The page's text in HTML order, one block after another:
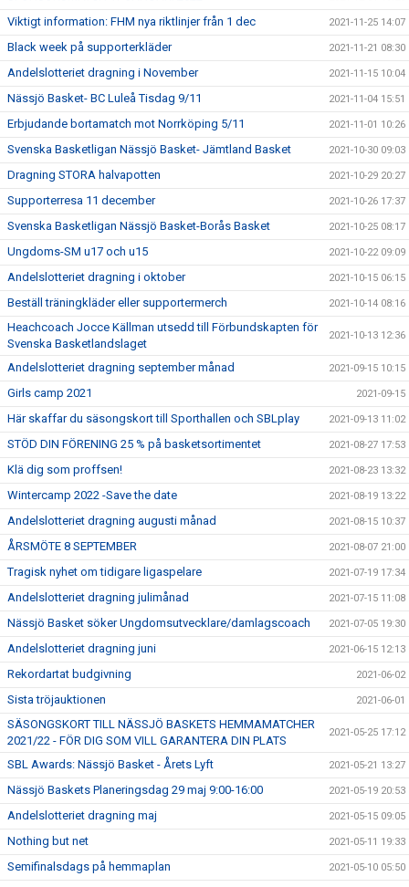
Viktigt information: FHM nya riktlinjer från 1 dec 2021-11-25 14:07
Black week på supporterkläder 2021-11-21 08:30
Andelslotteriet dragning i November 2021-11-15 10:04
Nässjö Basket- BC Luleå Tisdag 9/11 2021-11-04 15:51
Erbjudande bortamatch mot Norrköping 5/11 2021-11-01 10:26
Svenska Basketligan Nässjö Basket- Jämtland Basket 2021-10-30 09:03
Dragning STORA halvapotten 2021-10-29 20:27
Supporterresa 11 december 2021-10-26 17:37
Svenska Basketligan Nässjö Basket-Borås Basket 2021-10-25 08:17
Ungdoms-SM u17 och u15 2021-10-22 09:09
Andelslotteriet dragning i oktober 2021-10-15 06:15
Beställ träningkläder eller supportermerch 2021-10-14 08:16
Heachcoach Jocce Källman utsedd till Förbundskapten för
Svenska Basketlandslaget
2021-10-13 12:36
Andelslotteriet dragning september månad 2021-09-15 10:15
Girls camp 2021 2021-09-15
Här skaffar du säsongskort till Sporthallen och SBLplay 2021-09-13 11:02
STÖD DIN FÖRENING 25 % på basketsortimentet 2021-08-27 17:53
Klä dig som proffsen! 2021-08-23 13:32
Wintercamp 2022 -Save the date 2021-08-19 13:22
Andelslotteriet dragning augusti månad 2021-08-15 10:37
ÅRSMÖTE 8 SEPTEMBER 2021-08-07 21:00
Tragisk nyhet om tidigare ligaspelare 2021-07-19 17:34
Andelslotteriet dragning julimånad 2021-07-15 11:08
Nässjö Basket söker Ungdomsutvecklare/damlagscoach 2021-07-05 19:30
Andelslotteriet dragning juni 2021-06-15 12:13
Rekordartat budgivning 2021-06-02
Sista tröjauktionen 2021-06-01
SÄSONGSKORT TILL NÄSSJÖ BASKETS HEMMAMATCHER
2021/22 - FÖR DIG SOM VILL GARANTERA DIN PLATS
2021-05-25 17:12
SBL Awards: Nässjö Basket - Årets Lyft 2021-05-21 13:27
Nässjö Baskets Planeringsdag 29 maj 9:00-16:00 2021-05-19 20:53
Andelslotteriet dragning maj 2021-05-15 09:05
Nothing but net 2021-05-11 19:33
Semifinalsdags på hemmaplan 2021-05-10 05:50